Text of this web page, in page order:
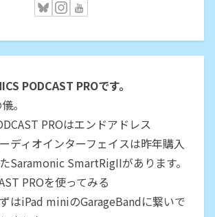
PODCAST PROです。
。
PROはエンドアドレス
ディオインターフェイスは昨年購入
Saramonic SmartRigIIがあります。
PROを使ってみる
はiPad miniのGarageBandに繋いで